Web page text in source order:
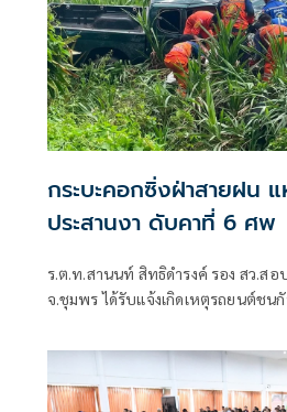
กระบะคอกซิ่งฝ่าสายฝน
ประสานงา ดับคาที่ 6 ศพ
ร.ต.ท.สานนท์ สิทธิดำรงค์ รอง สว.สอ
จ.ชุมพร ได้รับแจ้งเกิดเหตุรถยนต์ชน
ม.13 ต.นาสัก อ.สวี จ.ชุมพร จึงรายง
ทราบ ก่อนเดินทางไปตรวจสอบพร้
มูลนิธิชุมพรการกุศลสงเคราะห์ เขตเ